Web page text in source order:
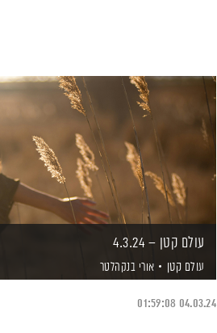
עולם קטן – 4.3.24
עולם קטן אורי בנקהלטר
04.03.24
01:59:08